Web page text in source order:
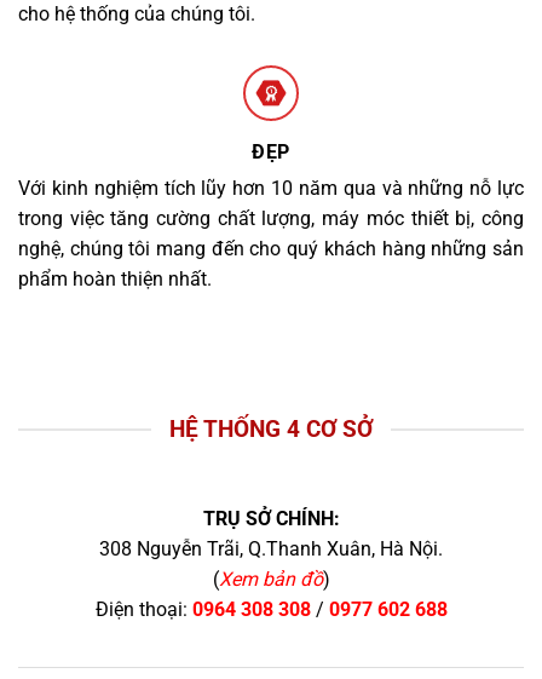
cho hệ thống của chúng tôi.
ĐẸP
Với kinh nghiệm tích lũy hơn 10 năm qua và những nỗ lực
trong việc tăng cường chất lượng, máy móc thiết bị, công
nghệ, chúng tôi mang đến cho quý khách hàng những sản
phẩm hoàn thiện nhất.
HỆ THỐNG 4 CƠ SỞ
TRỤ SỞ CHÍNH:
308 Nguyễn Trãi, Q.Thanh Xuân, Hà Nội.
(Xem bản đồ)
Điện thoại: 0964 308 308/ 0977 602 688